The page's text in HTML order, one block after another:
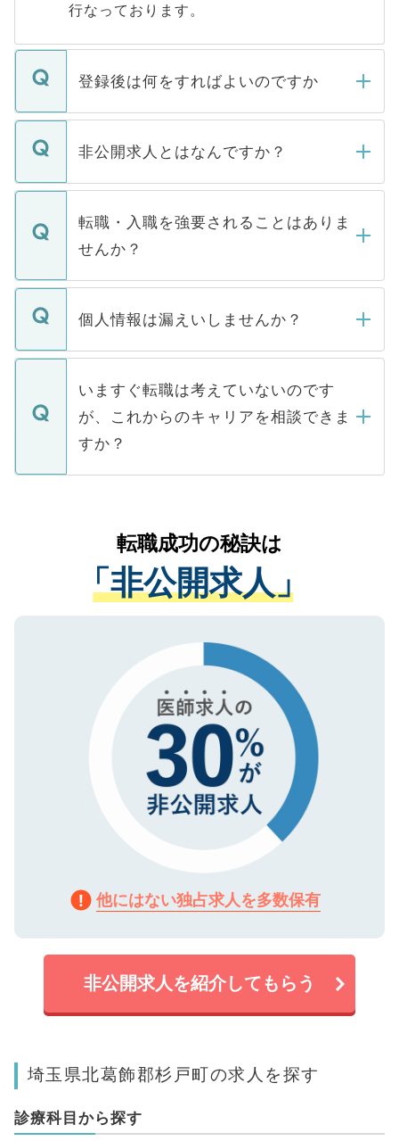
行なっております。
登録後は何をすればよいのですか
ご登録いただきましたら、弊社担当者がご
登録内容を確認し、その後メールもしくは
ます。通常、5営業日以内にはご連絡をせて
いただきますので、しばらくお待ちくださ
非公開求人とはなんですか？
マイナビDOCTORで取り扱っている求人の
うち約3割は、Webサイトからご覧いただ
けない「非公開求人」です。非公開求人は
下記の理由によって、一般には公開してい
ません。
■応募殺到を避けるため 人気のある医療機
関を公にしてしまうと、応募が殺到する場
に、医療機関が求める条件に合った人材の
みを人材紹介会社に依頼するケースが増え
ています。
転職・入職を強要されることはありま
せんか？
転職・入職を強要することは一切ありませ
ん。また、仮に応募先から内定をいただい
定を承諾する必要はありません。内定先へ
の辞退の連絡はキャリアパートナーが行い
個人情報は漏えいしませんか？
個人情報が漏えいすることはありませんの
で、ご安心ください。当サイトからの登録
などで収集したご登録者様の個人情報は、
ご本人のキャリアアップおよび転職活動の
支援を目的に使用いたします。お預かりし
ているすべての個人データはご本人の許可
は、個人情報の取り扱いについての厳密な
管理基準を満たした事業者のみに付与され
る、プライバシーマークを取得済みです。
で、機密保持に関してもご安心ください。
いますぐ転職は考えていないのです
が、これからのキャリアを相談できま
すか？
かがいして、現在の医療機関の状況や紹介
経験をまじえながら、適切なアドバイスを
させていただきます。すぐにご転職をされ
ない方には、長期的なサポートが可能です
ので、まずはご登録ください。
転職成功の秘訣は
「非公開求人」
他にはない独占求人を多数保有
非公開求人を紹介してもらう
埼玉県北葛飾郡杉戸町の求人を探す
診療科目から探す